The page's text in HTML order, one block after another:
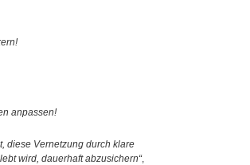
anpassen!
diese Vernetzung durch klare
wird, dauerhaft abzusichern“,